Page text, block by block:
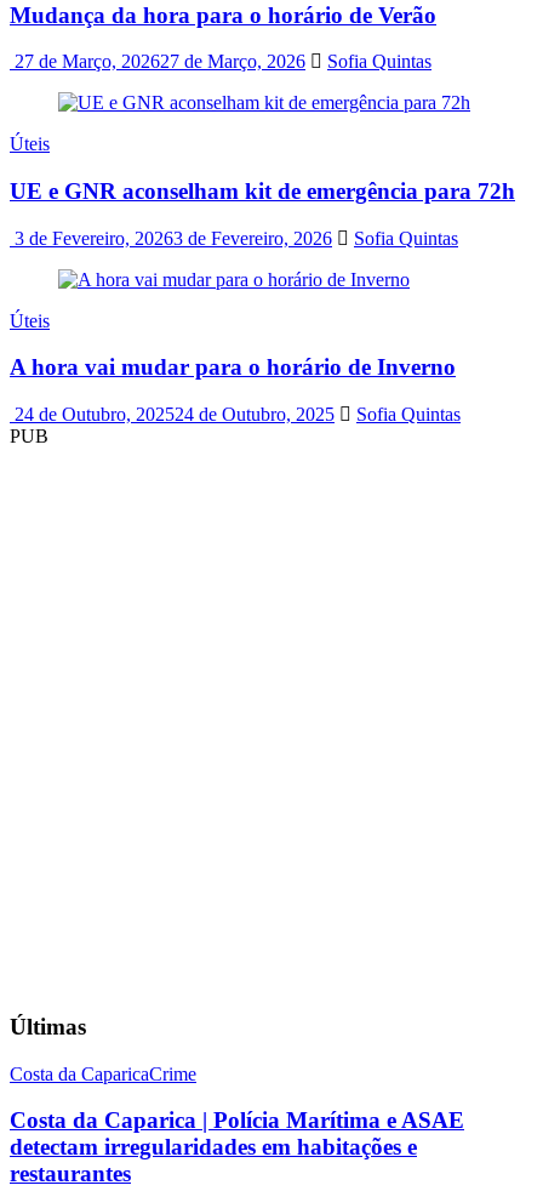
Mudança da hora para o horário de Verão
27 de Março, 202627 de Março, 2026 Sofia Quintas
Úteis
UE e GNR aconselham kit de emergência para 72h
3 de Fevereiro, 20263 de Fevereiro, 2026 Sofia Quintas
Úteis
A hora vai mudar para o horário de Inverno
24 de Outubro, 202524 de Outubro, 2025
Sofia Quintas
PUB
Últimas
Costa da CaparicaCrime
Costa da Caparica | Polícia Marítima e ASAE
detectam irregularidades em habitações e
restaurantes